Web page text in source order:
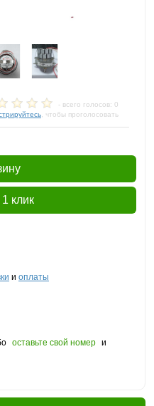
- всего голосов: 0
, чтобы проголосовать
1 клик
и оплаты
оставьте свой номер и